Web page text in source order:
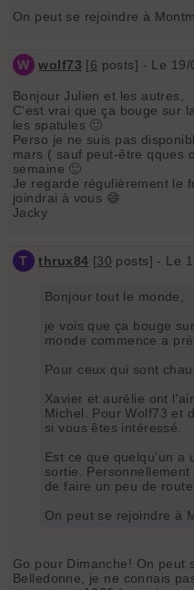
On peut se rejoindre à
W wolf73 [6 posts] - Le
Bonjour Julien et les autres,
C'est vrai que ça bouge sur
les spatules 🙂
Perso je ne suis pas
mars ( sauf peut-être qques
semaine 🙂
Je regarde régulièrement le
joindrai à vous 😄
Jacky
T thrux84 [30 posts] - Le
Bonjour tout le monde,
je vois que ça bouge
monde commence a
Pour ceux qui sont
Xavier et aurélie ont
Michel. Pour Wolf73 et
si vous êtes intéressé.
Est ce que quelqu'un a
sortie.
de faire un peu de route.
On peut se rejoindre à
Go pour Dimanche! On peut
Belledonne, je ne connais